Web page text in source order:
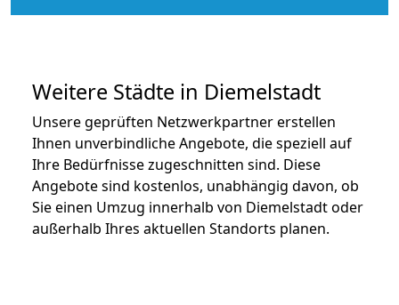
Weitere Städte in Diemelstadt
Unsere geprüften Netzwerkpartner erstellen
Ihnen unverbindliche Angebote, die speziell auf
Ihre Bedürfnisse zugeschnitten sind. Diese
Angebote sind kostenlos, unabhängig davon, ob
Sie einen Umzug innerhalb von Diemelstadt oder
außerhalb Ihres aktuellen Standorts planen.